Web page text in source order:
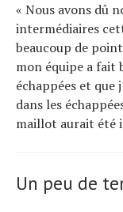
« Nous avons dû
intermédiaires
beaucoup de
mon équipe a fait
échappées et
dans les
maillot aurait été
Un peu de